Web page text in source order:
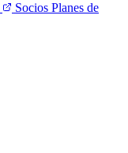
Socios Planes de